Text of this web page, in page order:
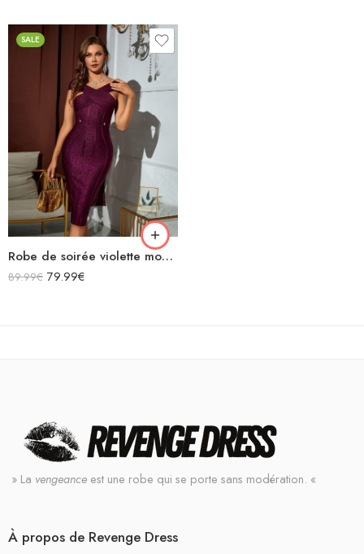
5
SALE
Robe de soirée violette moulante midi à bretelles croisées sur le décolleté
89.99€ 79.99€
» La vengeance est une robe qui se porte sans modération. «
À propos de Revenge Dress